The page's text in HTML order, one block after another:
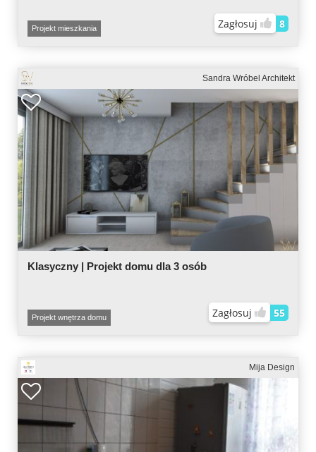
Projekt mieszkania Zagłosuj 8
Sandra Wróbel Architekt
Klasyczny | Projekt domu dla 3 osób
Projekt wnętrza domu Zagłosuj 55
Mija Design